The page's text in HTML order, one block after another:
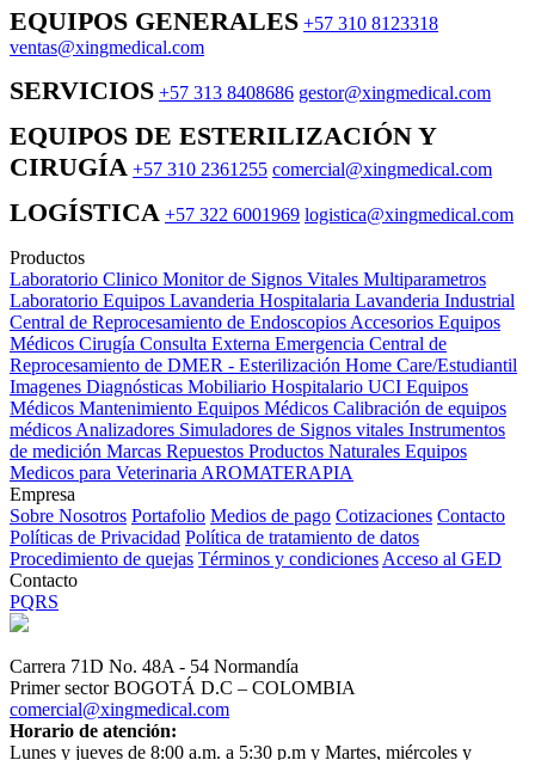
EQUIPOS GENERALES +57 310 8123318
ventas@xingmedical.com
SERVICIOS +57 313 8408686 gestor@xingmedical.com
EQUIPOS DE ESTERILIZACIÓN Y
CIRUGÍA +57 310 2361255 comercial@xingmedical.com
LOGÍSTICA +57 322 6001969 logistica@xingmedical.com
Productos
Laboratorio Clinico Monitor de Signos Vitales Multiparametros
Laboratorio Equipos Lavanderia Hospitalaria Lavanderia Industrial
Central de Reprocesamiento de EndoscopiosAccesorios Equipos
Médicos Cirugía Consulta Externa Emergencia Central de
Reprocesamiento de DMER - Esterilización Home Care/Estudiantil
Imagenes Diagnósticas Mobiliario Hospitalario UCI Equipos
Médicos Mantenimiento Equipos Médicos Calibración de equipos
médicosAnalizadores Simuladores de Signos vitales Instrumentos
de medición Marcas Repuestos Productos Naturales Equipos
Medicos para VeterinariaAROMATERAPIA
Empresa
Sobre Nosotros Portafolio Medios de pago Cotizaciones Contacto
Políticas de Privacidad Política de tratamiento de datos
Procedimiento de quejas Términos y condicionesAcceso al GED
Contacto
PQRS
Carrera 71D No. 48A - 54 Normandía
Primer sector BOGOTÁ D.C – COLOMBIA
comercial@xingmedical.com
Horario de atención:
Lunes y jueves de 8:00 a.m. a 5:30 p.m y Martes, miércoles y